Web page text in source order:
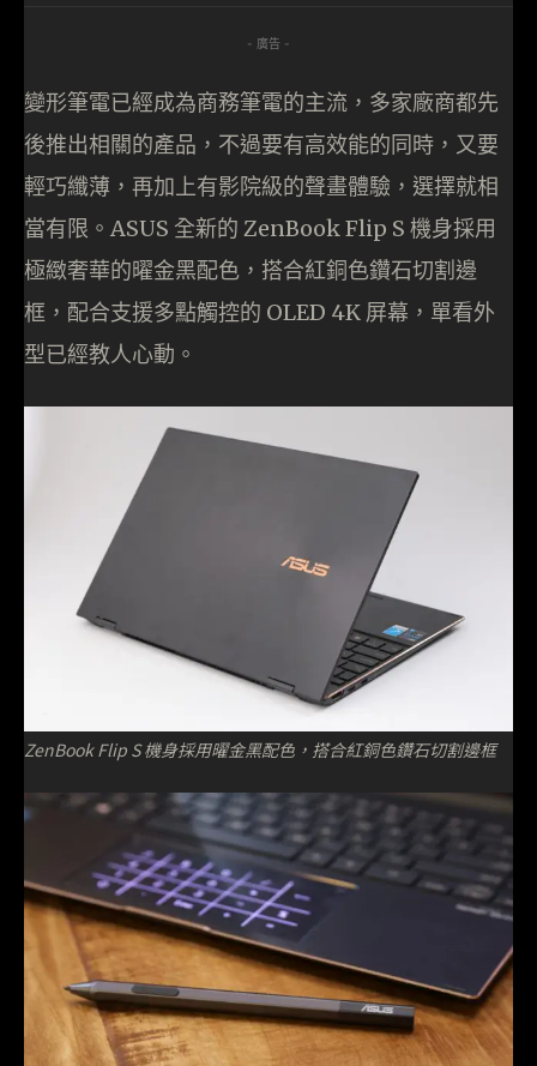
- 廣告 -
變形筆電已經成為商務筆電的主流，多家廠商都先
後推出相關的產品，不過要有高效能的同時，又要
輕巧纖薄，再加上有影院級的聲畫體驗，選擇就相
當有限。ASUS 全新的 ZenBook Flip S 機身採用
極緻奢華的曜金黑配色，搭合紅銅色鑽石切割邊
框，配合支援多點觸控的 OLED 4K 屏幕，單看外
型已經教人心動。
ZenBook Flip S 機身採用曜金黑配色，搭合紅銅色鑽石切割邊框